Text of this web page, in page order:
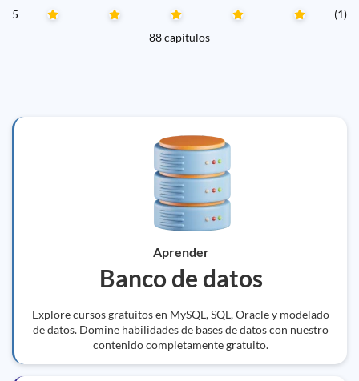
5
(1)
88 capítulos
Aprender
Banco de datos
Explore cursos gratuitos en MySQL, SQL, Oracle y modelado
de datos. Domine habilidades de bases de datos con nuestro
contenido completamente gratuito.